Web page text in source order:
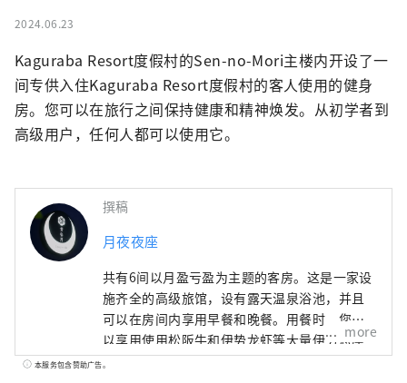
2024.06.23
Kaguraba Resort度假村的Sen-no-Mori主楼内开设了一
间专供入住Kaguraba Resort度假村的客人使用的健身
房。您可以在旅行之间保持健康和精神焕发。从初学者到
高级用户，任何人都可以使用它。
撰稿
月夜夜座
共有6间以月盈亏盈为主题的客房。这是一家设
施齐全的高级旅馆，设有露天温泉浴池，并且
可以在房间内享用早餐和晚餐。用餐时，您可
以享用使用松阪牛和伊势龙虾等大量伊势志摩
食材的怀石料理。
more
本服务包含赞助广告。